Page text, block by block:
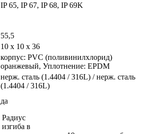
IP 65, IP 67, IP 68, IP 69K
55,5
10 x 10 x 36
корпус: PVC (поливинилхлорид)
оранжевый, Уплотнение: EPDM
нерж. сталь (1.4404 / 316L) / нерж. сталь
(1.4404 / 316L)
да
Радиус
изгиба в